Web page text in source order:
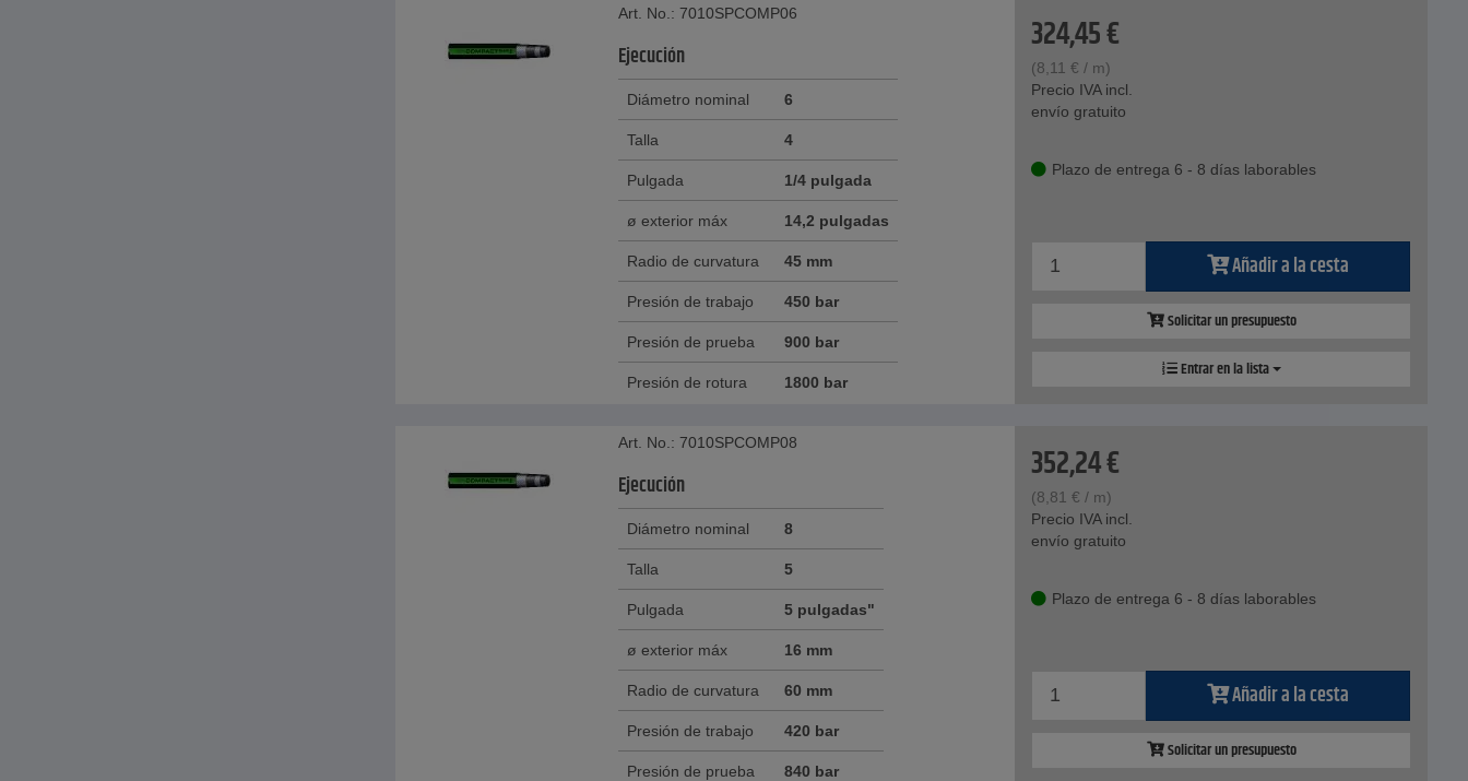
Art. No.: 7010SPCOMP06
Ejecución
Diámetro nominal 6
Talla 4
Pulgada 1/4 pulgada
ø exterior máx 14,2 pulgadas
Radio de curvatura 45 mm
Presión de trabajo 450 bar
Presión de prueba 900 bar
Presión de rotura 1800 bar
324,45€
(8,11 € / m)
Precio IVA incl.
envío gratuito
Plazo de entrega 6 - 8 días laborables
Añadir a la cesta
Solicitar un presupuesto
Entrar en la lista
Art. No.: 7010SPCOMP08
Ejecución
Diámetro nominal 8
Talla 5
Pulgada 5 pulgadas"
ø exterior máx 16 mm
Radio de curvatura 60 mm
Presión de trabajo 420 bar
Presión de prueba 840 bar
352,24€
(8,81 € / m)
Precio IVA incl.
envío gratuito
Plazo de entrega 6 - 8 días laborables
Añadir a la cesta
Solicitar un presupuesto